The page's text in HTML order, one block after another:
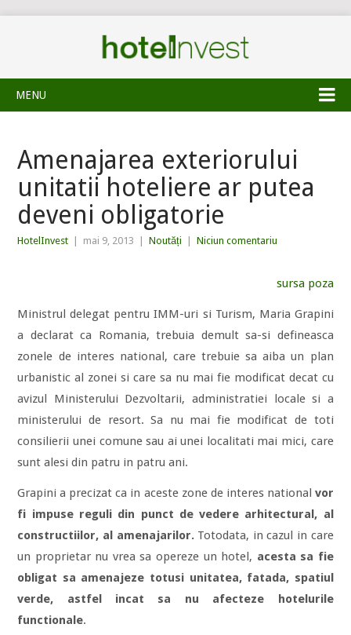
MENU
Amenajarea exteriorului
unitatii hoteliere ar putea
deveni obligatorie
HotelInvest mai 9, 2013 Noutăți Niciun comentariu
sursa poza
Ministrul delegat pentru IMM-uri si Turism, Maria Grapini
a declarat ca Romania, trebuia demult sa-si defineasca
zonele de interes national, care trebuie sa aiba un plan
urbanistic al zonei si care sa nu mai fie modificat decat cu
avizul Ministerului Dezvoltarii, administratiei locale si a
ministerului de resort. Sa nu mai fie modificat de toti
consilierii unei comune sau ai unei localitati mai mici, care
sunt alesi din patru in patru ani.
Grapini a precizat ca in aceste zone de interes national vor
fi impuse reguli din punct de vedere arhitectural, al
constructiilor, al amenajarilor.Totodata, in cazul in care
un proprietar nu vrea sa opereze un hotel, acesta sa fie
obligat sa amenajeze totusi unitatea, fatada, spatiul
verde, astfel incat sa nu afecteze hotelurile
functionale.